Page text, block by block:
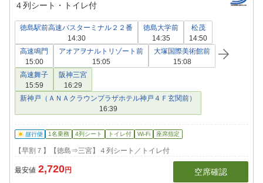
４列シート・トイレ付
徳島駅前高速バスターミナル２２番
14:30
徳島大学前
14:35
松茂
14:50
高速鳴門
15:00
アオアヲナルトリゾート前
15:05
大塚国際美術館前
15:08
高速舞子
15:59
阪神三宮
16:29
新神戸（ＡＮＡクラウンプラザホテル神戸４Ｆ玄関前）
16:39
1名乗務 4列シート トイレ付 Wi-Fi 座席指定
【早割７】【徳島⇒三宮】４列シート／トイレ付
最安値 2,720円 空席確認